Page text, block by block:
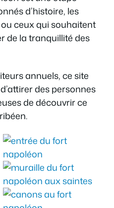
d’histoire, les
ceux qui souhaitent
de la tranquillité des
annuels, ce site
des personnes
de découvrir ce